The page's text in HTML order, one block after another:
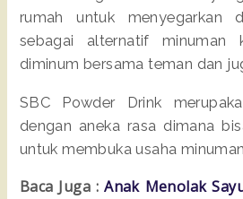
rumah untuk menyegarkan
sebagai alternatif minuman
diminum bersama teman dan
SBC Powder Drink
dengan aneka rasa dimana
untuk membuka usaha
Baca Juga :Anak Menolak